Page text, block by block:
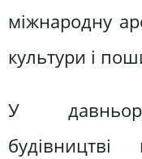
міжнародну
культури і
У